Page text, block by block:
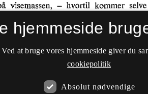
hjemmeside
at bruge vores hjemmeside giver du
cookiepolitik
Absolut nødvendige